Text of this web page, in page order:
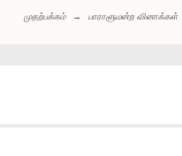
முதற்பக்கம் பாராளுமன்ற வினாக்கள்